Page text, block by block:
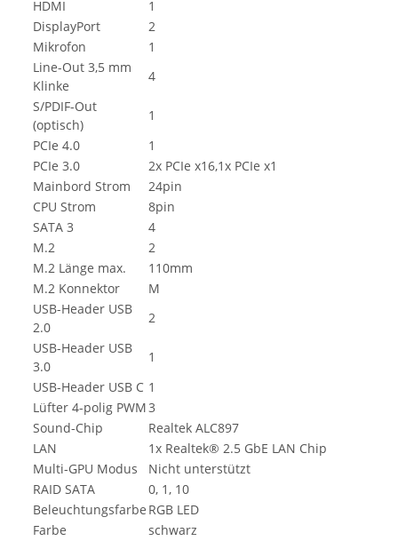
HDMI
1
DisplayPort
2
Mikrofon
1
Line-Out 3,5 mm
Klinke
4
S/PDIF-Out
(optisch)
1
PCIe 4.0
1
PCIe 3.0
2x PCIe x16,1x PCIe x1
Mainbord Strom
24pin
CPU Strom
8pin
SATA 3
4
M.2
2
M.2 Länge max.
110mm
M.2 Konnektor
M
USB-Header USB
2.0
2
USB-Header USB
3.0
1
USB-Header USB C 1
Lüfter 4-polig PWM3
Sound-Chip
Realtek ALC897
LAN
1x Realtek® 2.5 GbE LAN Chip
Multi-GPU Modus
Nicht unterstützt
RAID SATA
0, 1, 10
Beleuchtungsfarbe RGB LED
Farbe
schwarz